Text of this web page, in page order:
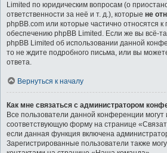
Limited по юридическим вопросам (о
ответственности за неё и т. д.), которые не
phpBB.com или которые частично относятся
обеспечению phpBB Limited. Если же вы всё-
phpBB Limited об использовании данной
то не ждите подробного письма, или вы
ответа.
Вернуться к началу
Как мне связаться с администратором
Все пользователи данной конференции могут
соответствующую форму на странице
если данная функция включена
Зарегистрированные пользователи также